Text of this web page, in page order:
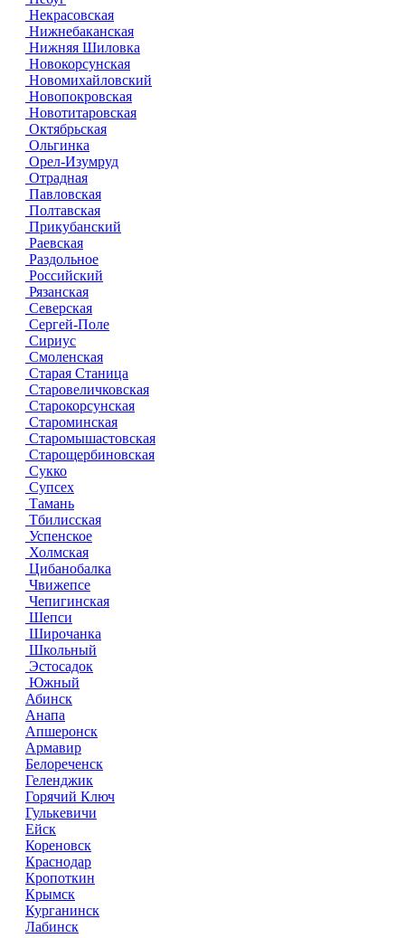
Некрасовская
Нижнебаканская
Нижняя Шиловка
Новокорсунская
Новомихайловский
Новопокровская
Новотитаровская
Октябрьская
Ольгинка
Орел-Изумруд
Отрадная
Павловская
Полтавская
Прикубанский
Раевская
Раздольное
Российский
Рязанская
Северская
Сергей-Поле
Сириус
Смоленская
Старая Станица
Старовеличковская
Старокорсунская
Староминская
Старомышастовская
Старощербиновская
Сукко
Супсех
Тамань
Тбилисская
Успенское
Холмская
Цибанобалка
Чвижепсе
Чепигинская
Шепси
Широчанка
Школьный
Эстосадок
Южный
Абинск
Анапа
Апшеронск
Армавир
Белореченск
Геленджик
Горячий Ключ
Гулькевичи
Ейск
Кореновск
Краснодар
Кропоткин
Крымск
Курганинск
Лабинск